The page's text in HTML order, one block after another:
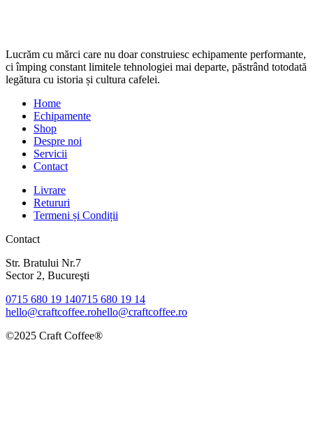
Lucrăm cu mărci care nu doar construiesc echipamente performante,
ci împing constant limitele tehnologiei mai departe, păstrând totodată
legătura cu istoria și cultura cafelei.
Home
Echipamente
Shop
Despre noi
Servicii
Contact
Livrare
Retururi
Termeni și Condiții
Contact
Str. Bratului Nr.7
Sector 2, Bucureşti
0715 680 19 140715 680 19 14
hello@craftcoffee.rohello@craftcoffee.ro
©2025 Craft Coffee®